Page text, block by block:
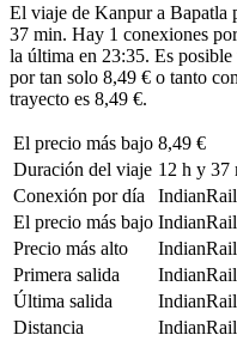
El viaje de Kanpur a Bapatla
37 min. Hay 1 conexiones
la última en 23:35. Es
por tan solo 8,49 € o tanto
trayecto es 8,49 €.
El precio más bajo 8,49 €
Duración del viaje 12 h y 37
Conexión por día
IndianRail
El precio más bajo IndianRail
Precio más alto
IndianRail
Primera salida
IndianRail
Última salida
IndianRail
Distancia
IndianRail